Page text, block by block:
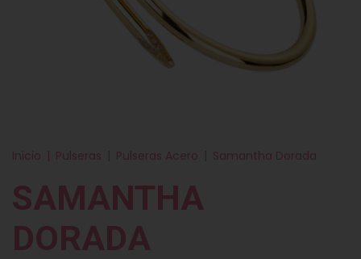
Inicio | Pulseras | Pulseras Acero | Samantha Dorada
SAMANTHA
DORADA